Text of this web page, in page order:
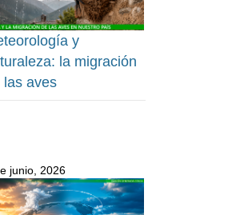
y
la migración
las aves
junio, 2026